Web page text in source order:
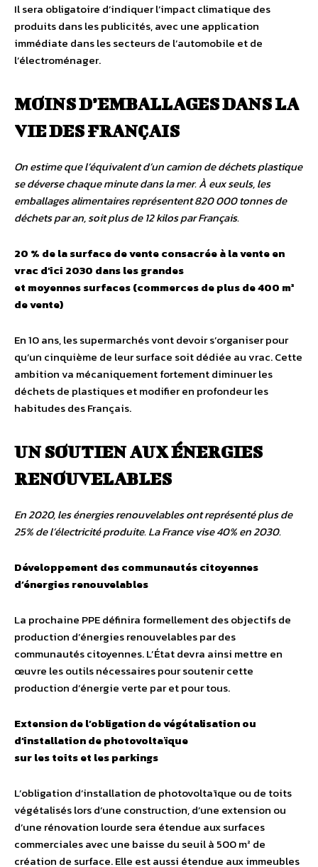
Il sera obligatoire d’indiquer l’impact climatique des
produits dans les publicités, avec une application
immédiate dans les secteurs de l’automobile et de
l’électroménager.
MOINS D’EMBALLAGES DANS LA
VIE DES FRANÇAIS
On estime que l’équivalent d’un camion de déchets plastique
se déverse chaque minute dans la mer. À eux seuls, les
emballages alimentaires représentent 820 000 tonnes de
déchets par an, soit plus de 12 kilos par Français.
20 % de la surface de vente consacrée à la vente en
vrac d’ici 2030 dans les grandes
et moyennes surfaces (commerces de plus de 400 m²
de vente)
En 10 ans, les supermarchés vont devoir s’organiser pour
qu’un cinquième de leur surface soit dédiée au vrac. Cette
ambition va mécaniquement fortement diminuer les
déchets de plastiques et modifier en profondeur les
habitudes des Français.
UN SOUTIEN AUX ÉNERGIES
RENOUVELABLES
En 2020, les énergies renouvelables ont représenté plus de
25% de l’électricité produite. La France vise 40% en 2030.
Développement des communautés citoyennes
d’énergies renouvelables
La prochaine PPE définira formellement des objectifs de
production d’énergies renouvelables par des
communautés citoyennes. L’État devra ainsi mettre en
œuvre les outils nécessaires pour soutenir cette
production d’énergie verte par et pour tous.
Extension de l’obligation de végétalisation ou
d’installation de photovoltaïque
sur les toits et les parkings
L’obligation d’installation de photovoltaïque ou de toits
végétalisés lors d’une construction, d’une extension ou
d’une rénovation lourde sera étendue aux surfaces
commerciales avec une baisse du seuil à 500 m² de
création de surface. Elle est aussi étendue aux immeubles